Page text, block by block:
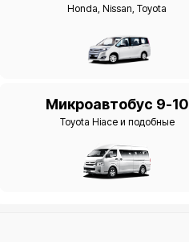
Honda, Nissan, Toyota
Микроавтобус 9-10
Toyota Hiace и подобные